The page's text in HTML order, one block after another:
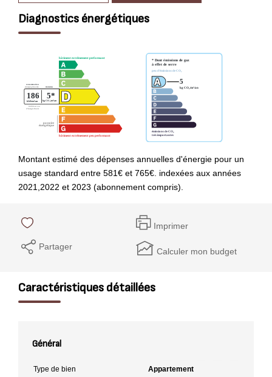
Diagnostics énergétiques
Montant estimé des dépenses annuelles d'énergie pour un
usage standard entre 581€ et 765€. indexées aux années
2021,2022 et 2023 (abonnement compris).
Imprimer
Partager Calculer mon budget
Caractéristiques détaillées
Général
Type de bien Appartement